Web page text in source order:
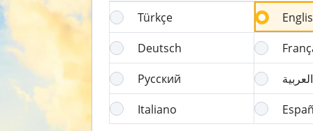
Türkçe
Deutsch
Русский
العربية
Italiano